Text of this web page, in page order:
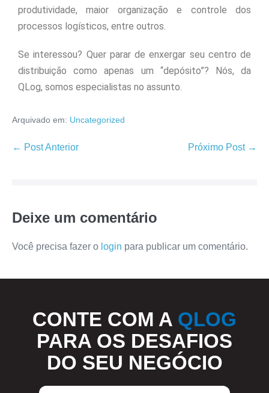
produtividade, maior organização e controle dos
processos logísticos, entre outros.
Se interessou? Quer parar de enxergar seu centro de
distribuição como apenas um “depósito”? Nós, da
QLog, somos especialistas no assunto.
Arquivado em: Uncategorized
← Post Anterior Próximo Post →
Deixe um comentário
Você precisa fazer o login para publicar um comentário.
CONTE COM A QLOG
PARA OS DESAFIOS
DO SEU NEGÓCIO